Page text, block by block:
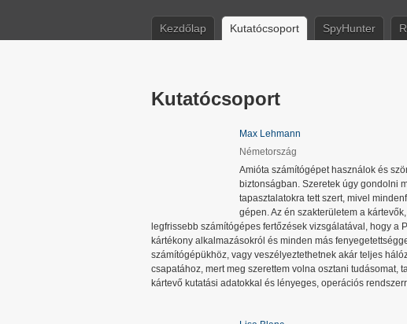
Kezdőlap
Kutatócsoport SpyHunter
Kutatócsoport
Max Lehmann
Németország
Amióta számítógépet használok és
biztonságban. Szeretek úgy gondolni
tapasztalatokra tett szert, mivel
gépen. Az én szakterületem a
legfrissebb számítógépes fertőzések vizsgálatával, hogy
kártékony alkalmazásokról és minden más
számítógépükhöz, vagy veszélyeztethetnek akár teljes
csapatához, mert meg szerettem volna osztani tudásomat,
kártevő kutatási adatokkal és lényeges, operációs